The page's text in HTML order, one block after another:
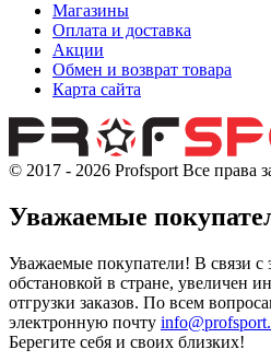
Магазины
Оплата и доставка
Акции
Обмен и возврат товара
Карта сайта
© 2017 - 2026 Profsport Все права
Уважаемые
Уважаемые покупатели! В связи с
обстановкой в стране, увеличен
отгрузки заказов. По всем
электронную почту
Берегите себя и своих близких!